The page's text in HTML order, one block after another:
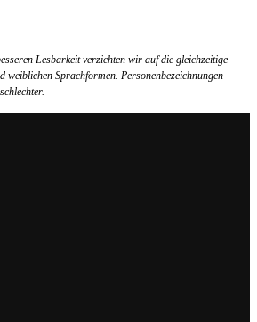
Lesbarkeit verzichten wir auf die gleichzeitige
weiblichen Sprachformen. Personenbezeichnungen